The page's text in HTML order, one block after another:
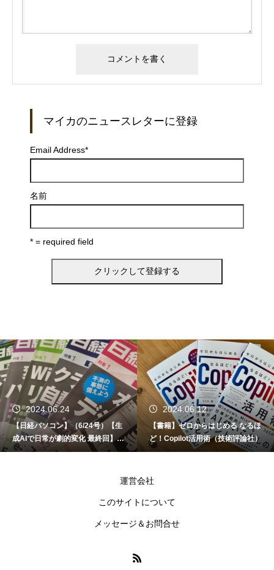
マイカのニュースレターに登録
Email Address*
名前
* = required field
2024.06.24
【日経パソコン】（6/24号）【生
成AIで日常が劇的変化 最終回】 A
I時代のアプリケーション／サービ
2024.06.12
【書籍】ゼロからはじめる なるほ
ど！Copilot活用術（技術評論社）
運営会社
このサイトについて
メッセージ＆お問合せ